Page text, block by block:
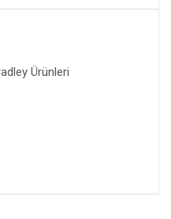
Ürünleri